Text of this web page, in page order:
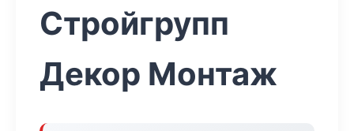
Стройгрупп
Декор Монтаж